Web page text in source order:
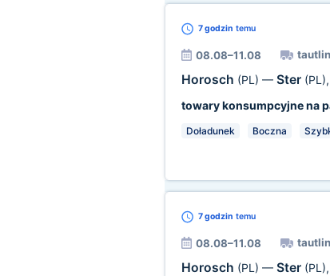
7 godzin temu
08.08–11.08
Horosch (PL) — Ster (PL),
towary konsumpcyjne na
Doładunek Boczna
7 godzin temu
08.08–11.08
Horosch (PL) — Ster (PL),